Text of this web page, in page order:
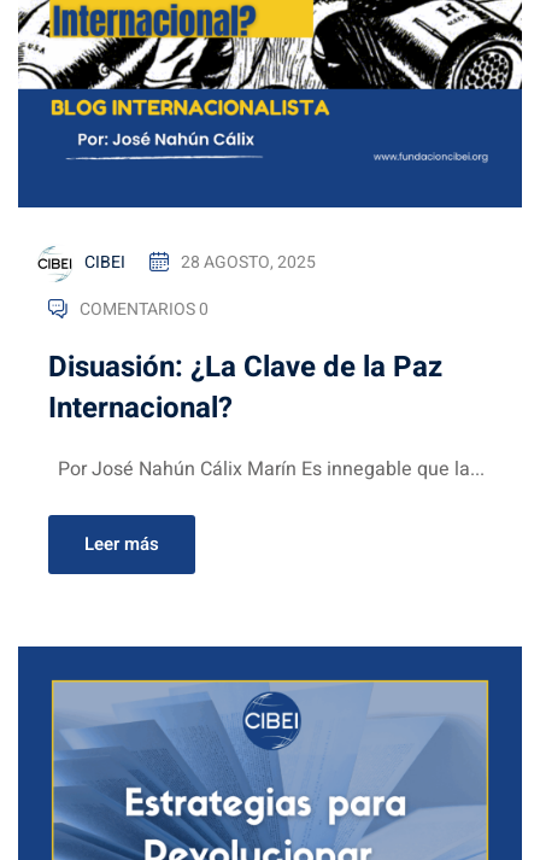
CIBEI
28 AGOSTO, 2025
COMENTARIOS 0
Disuasión: ¿La Clave de la Paz
Internacional?
Por José Nahún Cálix Marín Es innegable que la...
Leer más